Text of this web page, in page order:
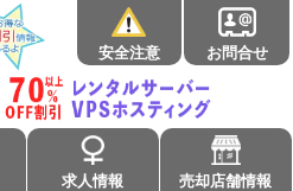
安全注意 お問合せ
求人情報 売却店舗情報